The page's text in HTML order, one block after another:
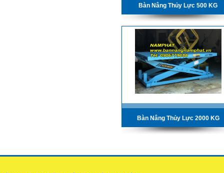
Bàn Nâng Thủy Lực 500 KG
Bàn Nâng Thủy Lực 2000 KG